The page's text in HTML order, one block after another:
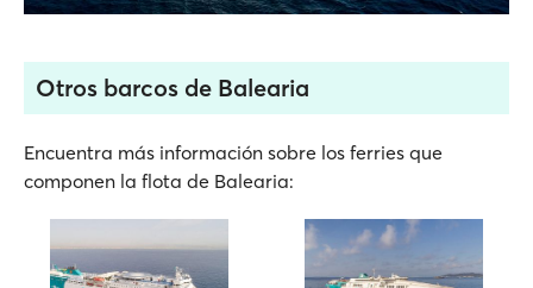
Otros barcos de Balearia
Encuentra más información sobre los ferries que
componen la flota de Balearia: